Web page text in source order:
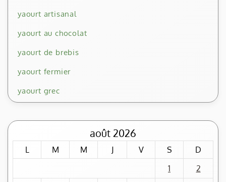
yaourt artisanal
yaourt au chocolat
yaourt de brebis
yaourt fermier
yaourt grec
août 2026
L M M J V S
D
1
2